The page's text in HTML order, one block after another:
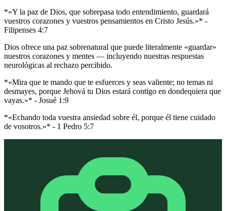
*«Y la paz de Dios, que sobrepasa todo entendimiento, guardará
vuestros corazones y vuestros pensamientos en Cristo Jesús.»* -
Filipenses 4:7
Dios ofrece una paz sobrenatural que puede literalmente «guardar»
nuestros corazones y mentes — incluyendo nuestras respuestas
neurológicas al rechazo percibido.
*«Mira que te mando que te esfuerces y seas valiente; no temas ni
desmayes, porque Jehová tu Dios estará contigo en dondequiera que
vayas.»* - Josué 1:9
*«Echando toda vuestra ansiedad sobre él, porque él tiene cuidado
de vosotros.»* - 1 Pedro 5:7